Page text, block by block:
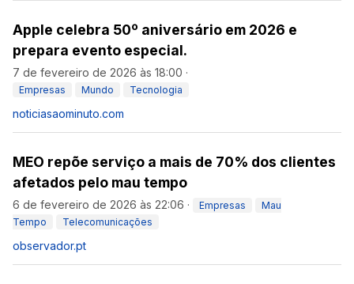
Apple celebra 50º aniversário em 2026 e
prepara evento especial.
7 de fevereiro de 2026 às 18:00 ·
Empresas Mundo Tecnologia
noticiasaominuto.com
MEO repõe serviço a mais de 70% dos clientes
afetados pelo mau tempo
6 de fevereiro de 2026 às 22:06 · Empresas
Mau
Tempo
Telecomunicações
observador.pt